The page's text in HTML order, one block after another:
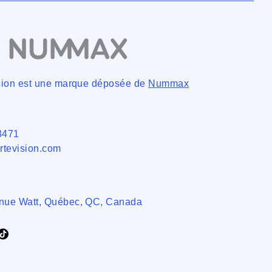
est une marque déposée de Nummax
Watt, Québec, QC, Canada